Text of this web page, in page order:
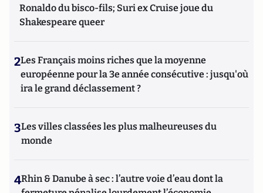
Ronaldo du bisco-fils; Suri ex Cruise joue du
Shakespeare queer
2Les Français moins riches que la moyenne
européenne pour la 3e année consécutive : jusqu'où
ira le grand déclassement ?
3Les villes classées les plus malheureuses du
monde
4Rhin & Danube à sec : l’autre voie d’eau dont la